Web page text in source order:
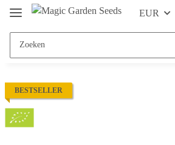
EUR
BESTSELLER